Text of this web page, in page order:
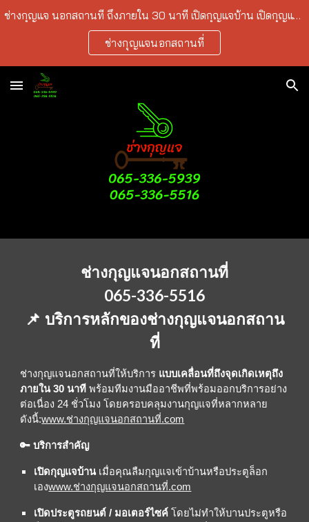
Skip to main content Skip to navigation
ช่างกุญแจ นอกสถานที่ ถึงภายใน 30 นาที เปิดกุญแจบ้าน เปิดกุญแจรถยนต์ เปิดกุญแจเซฟ ลืมกุญแจ ทำกุญแจ ราคาถูก บริการในเขตกรุงเทพ-ปริมณฑล
ช่างกุญแจนอกสถานที่
ช่างกุญแจนอกสถานที่
065-336-5516
📌 บริการหลักของช่างกุญแจนอกสถาน
ที่
ช่างกุญแจนอกสถานที่ให้บริการ แบบเคลื่อนที่ถึงจุดเกิดเหตุถึง
ภายใน 30 นาที พร้อมทีมงานมืออาชีพที่พร้อมออกบริการอย่าง
ต่อเนื่อง 24 ชั่วโมง โดยครอบคลุมงานกุญแจที่หลากหลาย
ดังนี้:www.ช่างกุญแจนอกสถานที่.com
🔑 บริการสำคัญ
เปิดกุญแจบ้านเมื่อคุณลืมกุญแจเข้าบ้านหรือประตูล็อก
เองwww.ช่างกุญแจนอกสถานที่.com
เปิดประตูรถยนต์ / มอเตอร์ไซค์ โดยไม่ทำให้บานประตูหรือ